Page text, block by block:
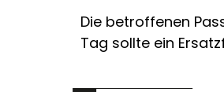
Die betroffenen
Tag sollte ein